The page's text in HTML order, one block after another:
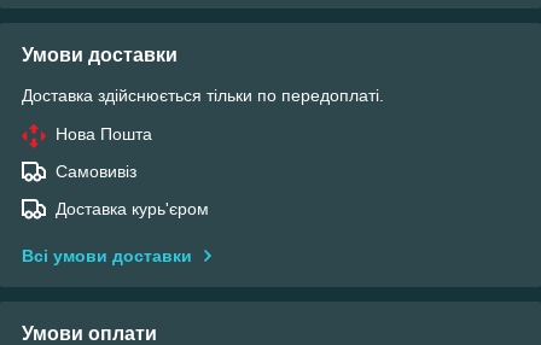
Умови доставки
Доставка здійснюється тільки по передоплаті.
Нова Пошта
Самовивіз
Доставка курь'єром
Всі умови доставки
Умови оплати